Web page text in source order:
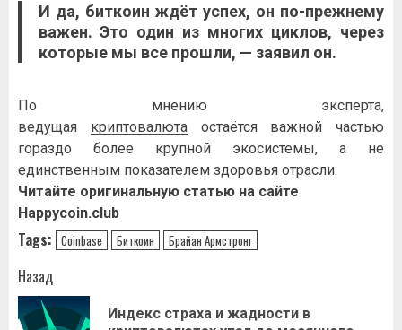
И да, биткоин ждёт успех, он по-прежнему
важен. Это один из многих циклов, через
которые мы все прошли, — заявил он.
По мнению эксперта,
ведущая криптовалютаостаётся важной частью
гораздо более крупной экосистемы, а не
единственным показателем здоровья отрасли.
Читайте оригинальную статью на сайте
Happycoin.club
Tags: Coinbase Биткоин Брайан Армстронг
Навигация
записи
Назад
Индекс страха и жадности в